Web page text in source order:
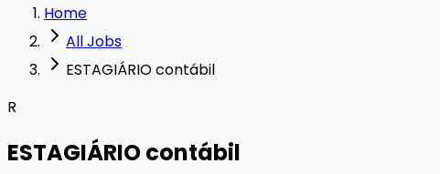
Home
All Jobs
ESTAGIÁRIO contábil
R
ESTAGIÁRIO contábil